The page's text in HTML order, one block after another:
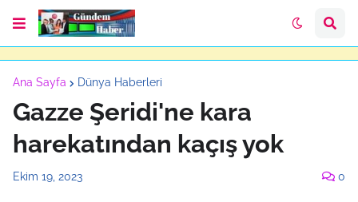
Ana Sayfa Dünya Haberleri
Gazze Şeridi'ne kara
harekatından kaçış yok
Ekim 19, 2023 0